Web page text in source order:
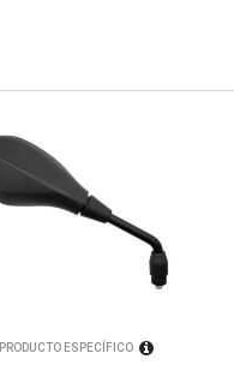
PRODUCTO ESPECÍFICO